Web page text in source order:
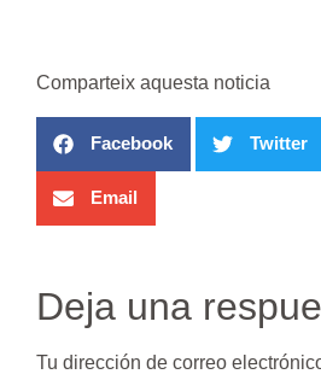
Comparteix aquesta noticia
Facebook Twitter
Email
Deja una
Tu dirección de correo